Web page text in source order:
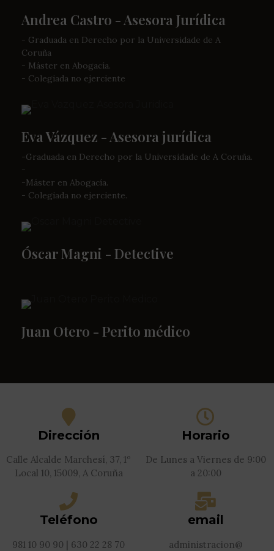
Andrea Castro - Asesora Jurídica
- Graduada en Derecho por la Universidade de A
Coruña
- Máster en Abogacía.
- Colegiada no ejerciente
Eva Vázquez - Asesora jurídica
-Graduada en Derecho por la Universidade de A Coruña.
-
-Máster en Abogacía.
- Colegiada no ejerciente.
Óscar Magni - Detective
Juan Otero - Perito médico
Dirección
Calle Alcalde Marchesí, 37, 1º
Local 10, 15009, A Coruña
Horario
De Lunes a Viernes de 9:00
a 20:00
Teléfono
981 10 90 90 | 630 22 28 70
email
administracion@